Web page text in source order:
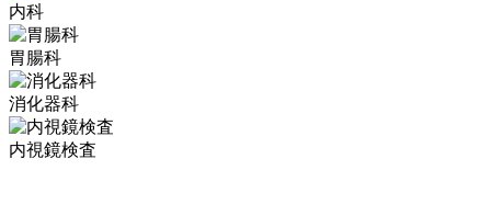
内科
胃腸科
消化器科
内視鏡検査